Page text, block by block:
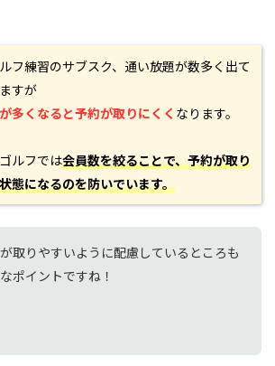
フ練習のサブスク、通い放題が数多く出て
すが
多くなると予約が取りにくくなります。
ルフでは会員数を絞ることで、予約が取り
態になるのを防いでいます。
取りやすいように配慮しているところも
ポイントですね！